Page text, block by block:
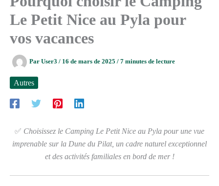
Le Petit Nice au Pyla pour
vos vacances
Par User3 / 16 de mars de 2025 / 7 minutes de lecture
Autres
✅ Choisissez le Camping Le Petit Nice au Pyla pour une vue
imprenable sur la Dune du Pilat, un cadre naturel exceptionnel
et des activités familiales en bord de mer !